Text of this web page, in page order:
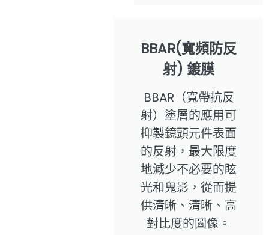
BBAR(寬頻防反
射) 鍍膜
BBAR（寬帶抗反
射）塗層的應用可
抑製鏡頭元件表面
的反射，最大限度
地減少不必要的眩
光和鬼影，從而提
供清晰、清晰、高
對比度的圖像。